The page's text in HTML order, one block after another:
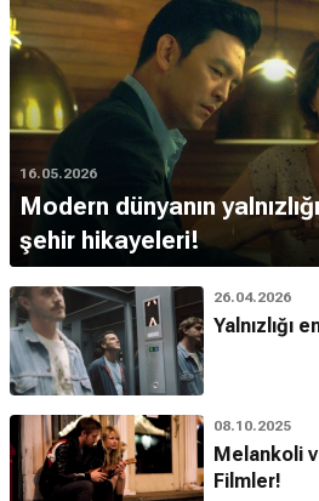
16.05.2026
Modern dünyanın
şehir hikayeleri!
26.04.2026
Yalnızlığı
08.10.2025
Melankoli
Filmler!